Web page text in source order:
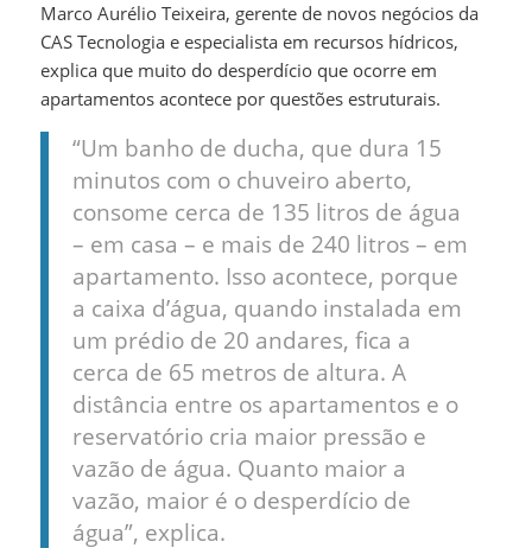
Marco Aurélio Teixeira, gerente de novos negócios da
CAS Tecnologia e especialista em recursos hídricos,
explica que muito do desperdício que ocorre em
apartamentos acontece por questões estruturais.
“Um banho de ducha, que dura 15
minutos com o chuveiro aberto,
consome cerca de 135 litros de água
– em casa – e mais de 240 litros – em
apartamento. Isso acontece, porque
a caixa d’água, quando instalada em
um prédio de 20 andares, fica a
cerca de 65 metros de altura. A
distância entre os apartamentos e o
reservatório cria maior pressão e
vazão de água. Quanto maior a
vazão, maior é o desperdício de
água”, explica.